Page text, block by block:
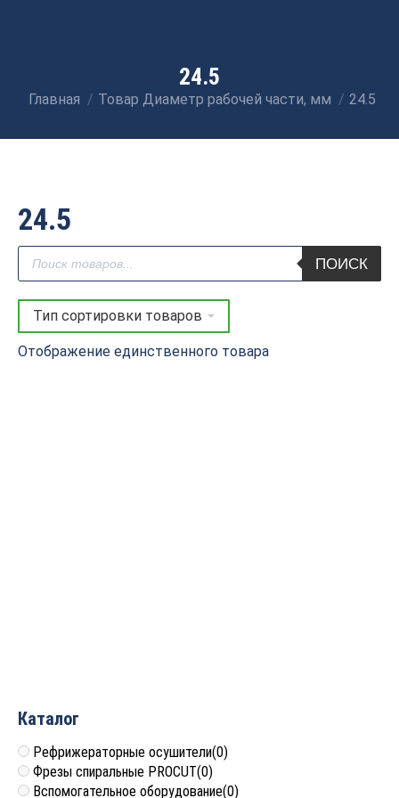
24.5
Вы здесь:
Главная Товар Диаметр рабочей части, мм 24.5
24.5
Поиск
товаров
ПОИСК
Отображение единственного товара
Каталог
Рефрижераторные осушители(0)
Фрезы спиральные PROCUT(0)
Вспомогательное оборудование(0)